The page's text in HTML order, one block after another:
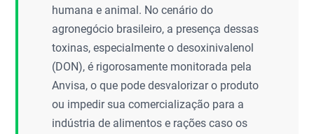
humana e animal. No cenário do
agronegócio brasileiro, a presença dessas
toxinas, especialmente o desoxinivalenol
(DON), é rigorosamente monitorada pela
Anvisa, o que pode desvalorizar o produto
ou impedir sua comercialização para a
indústria de alimentos e rações caso os